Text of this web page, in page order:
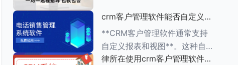
实施前后企业多个方面的比较和
分析。以下是一个详细的评估步
骤： ###
crm客户管理软件能否自定义报
表和视图
**CRM客户管理软件通常支持
自定义报表和视图**。这种自定
义功能使得企业能够根据自身的
律所在使用crm客户管理软件